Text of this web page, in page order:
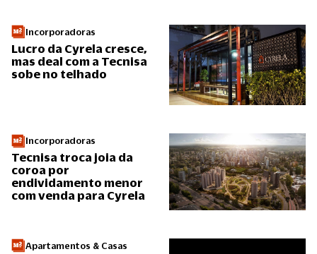
Incorporadoras
Lucro da Cyrela cresce,
mas deal com a Tecnisa
sobe no telhado
Incorporadoras
Tecnisa troca joia da
coroa por
endividamento menor
com venda para Cyrela
Apartamentos & Casas